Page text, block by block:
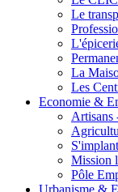
Le
La
Les
Economie &
Artisans
Mission
Pôle
Urbanisme &